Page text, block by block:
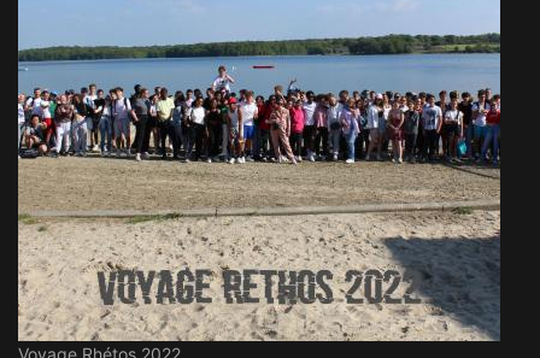
Voyage Rhétos 2022